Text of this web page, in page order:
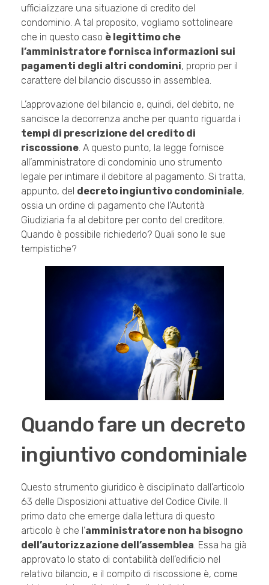
ufficializzare una situazione di credito del
condominio. A tal proposito, vogliamo sottolineare
che in questo caso è legittimo che
l’amministratore fornisca informazioni sui
pagamenti degli altri condomini, proprio per il
carattere del bilancio discusso in assemblea.
L’approvazione del bilancio e, quindi, del debito, ne
sancisce la decorrenza anche per quanto riguarda i
tempi di prescrizione del credito di
riscossione. A questo punto, la legge fornisce
all’amministratore di condominio uno strumento
legale per intimare il debitore al pagamento. Si tratta,
appunto, del decreto ingiuntivo condominiale,
ossia un ordine di pagamento che l’Autorità
Giudiziaria fa al debitore per conto del creditore.
Quando è possibile richiederlo? Quali sono le sue
tempistiche?
Quando fare un decreto
ingiuntivo condominiale
Questo strumento giuridico è disciplinato dall’articolo
63 delle Disposizioni attuative del Codice Civile. Il
primo dato che emerge dalla lettura di questo
articolo è che l’amministratore non ha bisogno
dell’autorizzazione dell’assemblea. Essa ha già
approvato lo stato di contabilità dell’edificio nel
relativo bilancio, e il compito di riscossione è, come